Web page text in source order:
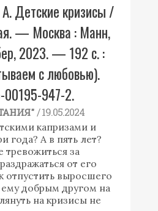
Детские кризисы /
— Москва : Манн,
2023. — 192 с. :
с любовью).
947-2.
/ 19.05.2024
капризами и
года? А в пять лет?
за
от его
отпустить выросшего
ему добрым другом на
на кризисы не